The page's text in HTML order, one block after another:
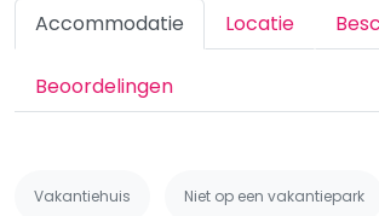
Accommodatie Locatie
Beoordelingen
Vakantiehuis Niet op een vakantiepark